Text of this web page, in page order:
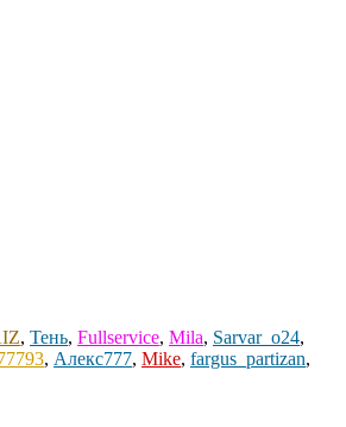
, Тень, Fullservice, Mila, Sarvar_o24,
, Алекс777, Mike, fargus_partizan,